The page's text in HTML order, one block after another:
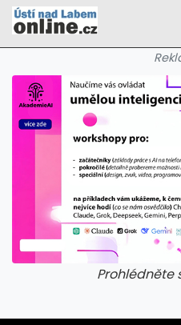
Prohlédněte